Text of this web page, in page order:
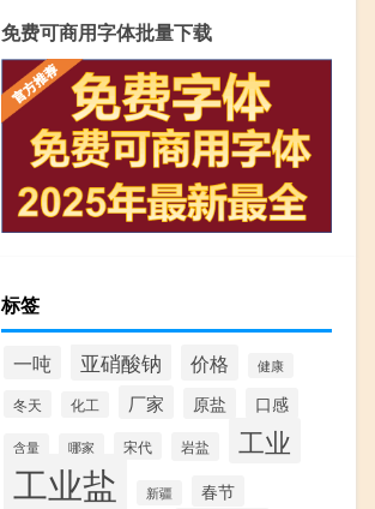
免费可商用字体批量下载
标签
一吨 亚硝酸钠 价格 健康
冬天 化工 厂家 原盐 口感
含量 哪家 宋代 岩盐 工业
工业盐 新疆 春节